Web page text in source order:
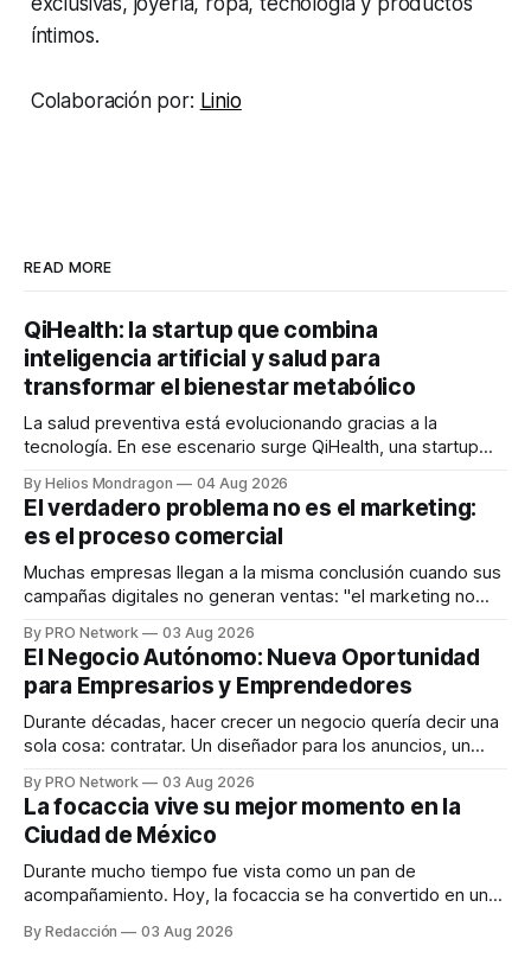
íntimos.
Colaboración por: Linio
READ MORE
QiHealth: la startup que combina
inteligencia artificial y salud para
transformar el bienestar metabólico
La salud preventiva está evolucionando gracias a la
tecnología. En ese escenario surge QiHealth, una startup
dispositivos inteligentes, inteligencia artificial y monitoreo
en tiempo real para ayudar a las personas a tomar mejores
decisiones sobre su salud metabólica. Su propuesta busca
responder
By Helios Mondragon 04 Aug 2026
El verdadero problema no es el marketing:
es el proceso comercial
Muchas empresas llegan a la misma conclusión cuando sus
campañas digitales no generan ventas: "el marketing no
INTERIUS, el problema suele estar en otro lugar. Durante
una entrevista para el podcast SER PRO, el especialista en
marketing digital explicó que
By PRO Network 03 Aug 2026
El Negocio Autónomo: Nueva Oportunidad
para Empresarios y Emprendedores
Durante décadas, hacer crecer un negocio quería decir una
sola cosa: contratar. Un diseñador para los anuncios, un
para los textos, alguien que supiera de publicidad digital
para encontrar prospectos, un vendedor para atender
llamadas y mensajes, y —con suerte— una persona
By PRO Network 03 Aug 2026
La focaccia vive su mejor momento en la
Ciudad de México
Durante mucho tiempo fue vista como un pan de
acompañamiento. Hoy, la focaccia se ha convertido en uno
artesanal, ingredientes de calidad y experiencias que
By Redacción 03 Aug 2026